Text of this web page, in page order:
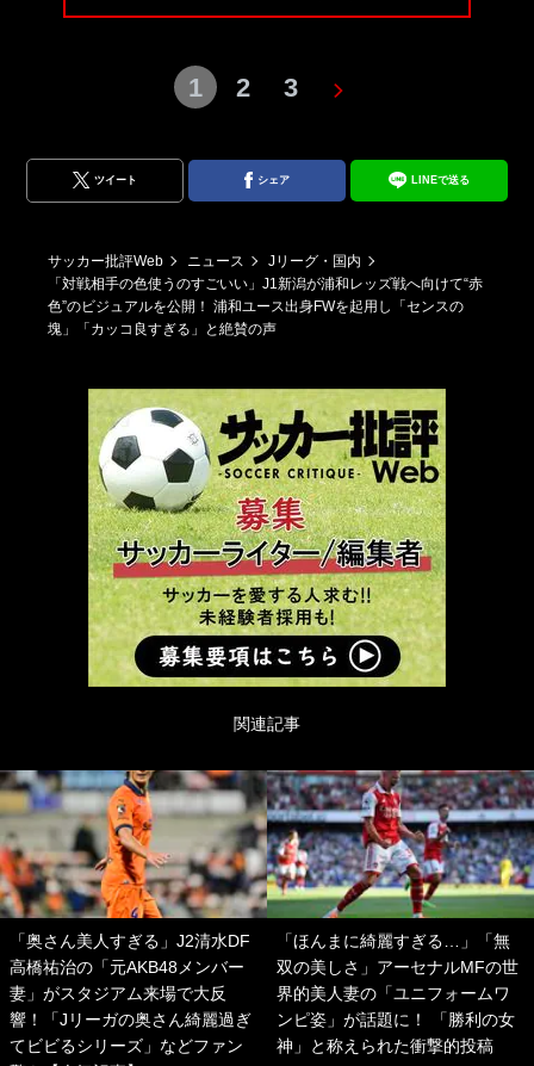
1 2 3
ツイート シェア LINEで送る
サッカー批評Web ニュース
Jリーグ・国内
「対戦相手の色使うのすごいい」J1新潟が浦和レッズ戦へ向けて“赤
色”のビジュアルを公開！ 浦和ユース出身FWを起用し「センスの
塊」「カッコ良すぎる」と絶賛の声
関連記事
「奥さん美人すぎる」J2清水DF
高橋祐治の「元AKB48メンバー
妻」がスタジアム来場で大反
響！「Jリーガの奥さん綺麗過ぎ
てビビるシリーズ」などファン
「ほんまに綺麗すぎる…」「無
双の美しさ」アーセナルMFの世
界的美人妻の「ユニフォームワ
ンピ姿」が話題に！ 「勝利の女
神」と称えられた衝撃的投稿